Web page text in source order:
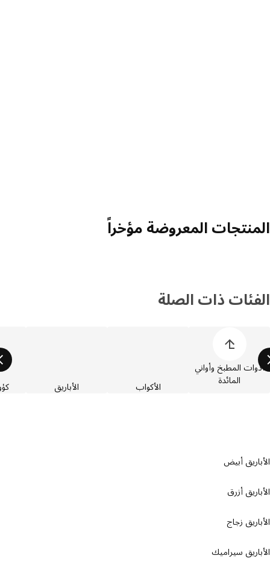
المعروضة مؤخراً
ذات الصلة
المطبخ وأواني
المائدة
الأكواب الأباريق
أبيض
أزرق
زجاج
سيراميك